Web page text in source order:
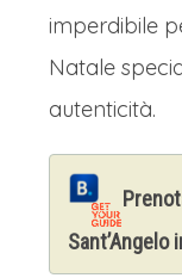
imperdibile
Natale
autenticità.
Sant’Angelo